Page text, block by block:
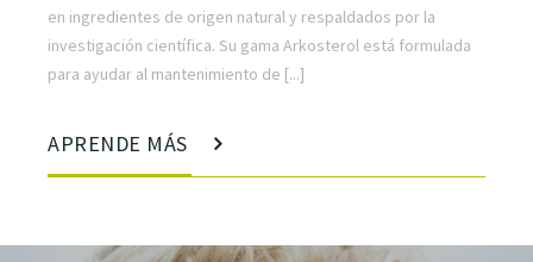
en ingredientes de origen natural y respaldados por la
investigación científica. Su gama Arkosterol está formulada
para ayudar al mantenimiento de [...]
APRENDE MÁS